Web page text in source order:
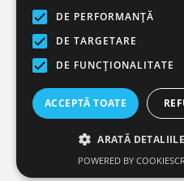
Password
DE PERFORMANȚĂ
DE TARGETARE
DE FUNCŢIONALITATE
ACCEPTĂ TOATE
ARATĂ DETALIILE
POWERED BY